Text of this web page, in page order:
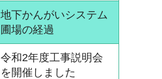
地下かんがいシステム
圃場の経過
令和2年度工事説明会
を開催しました